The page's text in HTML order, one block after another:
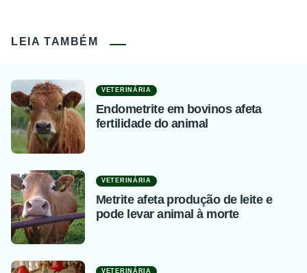
LEIA TAMBÉM
VETERINÁRIA
Endometrite em bovinos afeta
fertilidade do animal
VETERINÁRIA
Metrite afeta produção de leite e
pode levar animal à morte
VETERINÁRIA